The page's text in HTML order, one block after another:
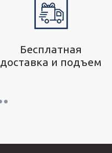
Бесплатная
доставка и подъем